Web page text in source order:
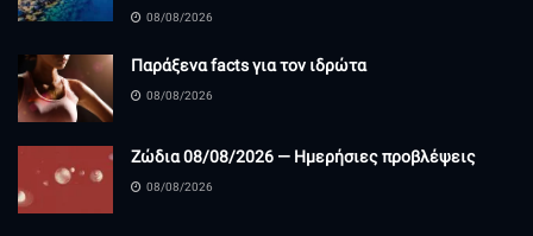
08/08/2026
Παράξενα facts για τον ιδρώτα
08/08/2026
Ζώδια 08/08/2026 — Ημερήσιες προβλέψεις
08/08/2026